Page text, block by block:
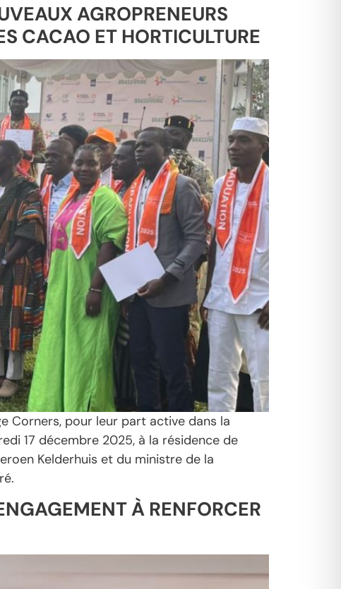
AGROPRENEURS
CACAO ET HORTICULTURE
Corners, pour leur part active dans la
17 décembre 2025, à la résidence de
Kelderhuis et du ministre de la
À RENFORCER